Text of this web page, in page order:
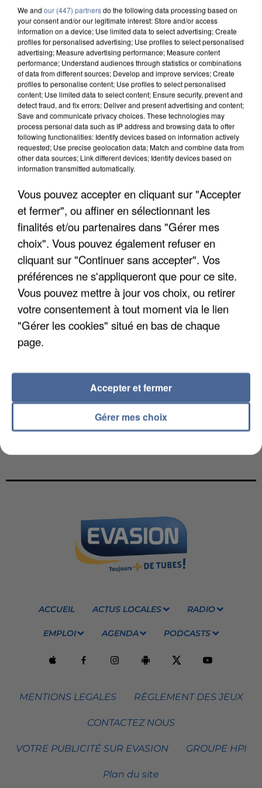
Le Chant Des Sirenes
CHANGER DE ZONE
VOTRE HOROSCOPE
ACCUEIL ACTUS LOCALES RADIO
EMPLOI AGENDA PODCASTS
MENTIONS LEGALES RÈGLEMENT DES JEUX
CONTACTEZ NOUS
VOTRE PUBLICITÉ SUR EVASION GROUPE HPI
Plan du site
We and our (447) partnersdo the following data processing based on
your consent and/or our legitimate interest: Store and/or access
information on a device; Use limited data to select advertising; Create
profiles for personalised advertising; Use profiles to select personalised
advertising; Measure advertising performance; Measure content
performance; Understand audiences through statistics or combinations
of data from different sources; Develop and improve services; Create
profiles to personalise content; Use profiles to select personalised
content; Use limited data to select content; Ensure security, prevent and
detect fraud, and fix errors; Deliver and present advertising and content;
Save and communicate privacy choices. These technologies may
process personal data such as IP address and browsing data to offer
following functionalities: Identify devices based on information actively
requested; Use precise geolocation data; Match and combine data from
other data sources; Link different devices; Identify devices based on
information transmitted automatically.
Vous pouvez accepter en cliquant sur "Accepter
et fermer", ou affiner en sélectionnant les
finalités et/ou partenaires dans "Gérer mes
choix". Vous pouvez également refuser en
cliquant sur "Continuer sans accepter". Vos
préférences ne s'appliqueront que pour ce site.
Vous pouvez mettre à jour vos choix, ou retirer
votre consentement à tout moment via le lien
"Gérer les cookies" situé en bas de chaque
page.
Gérer mes choix
Accepter et fermer